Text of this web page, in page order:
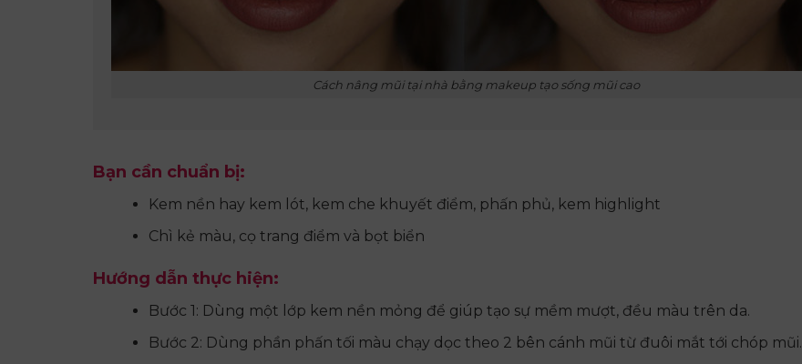
Cách nâng mũi tại nhà bằng makeup tạo sống mũi cao
Bạn cần chuẩn bị:
Kem nền hay kem lót, kem che khuyết điểm, phấn phủ, kem highlight
Chì kẻ màu, cọ trang điểm và bọt biển
Hướng dẫn thực hiện:
Bước 1: Dùng một lớp kem nền mỏng để giúp tạo sự mềm mượt, đều màu trên da.
Bước 2: Dùng phần phấn tối màu chạy dọc theo 2 bên cánh mũi từ đuôi mắt tới chóp mũi.